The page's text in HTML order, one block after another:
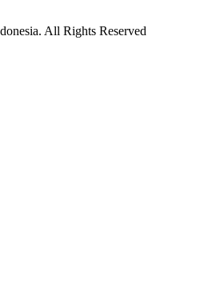
All Rights Reserved